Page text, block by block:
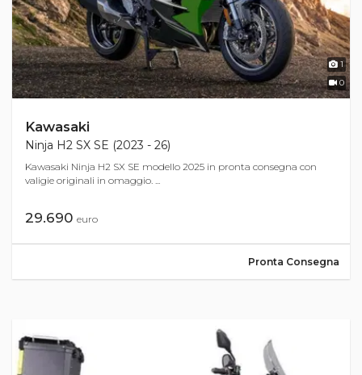
1
0
Kawasaki
Ninja H2 SX SE (2023 - 26)
Kawasaki Ninja H2 SX SE modello 2025 in pronta consegna con
valigie originali in omaggio. ...
29.690 euro
Pronta Consegna